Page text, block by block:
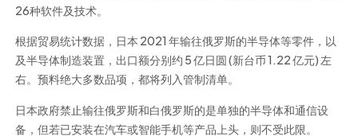
26种软件及技术。
根据贸易统计数据，日本 2021 年输往俄罗斯的半导体等零件，以
及半导体制造装置，出口额分别约 5 亿日圆 (新台币 1.22 亿元) 左
右。预料绝大多数品项，都将列入管制清单。
日本政府禁止输往俄罗斯和白俄罗斯的是单独的半导体和通信设
备，但若已安装在汽车或智能手机等产品上头，则不受此限。